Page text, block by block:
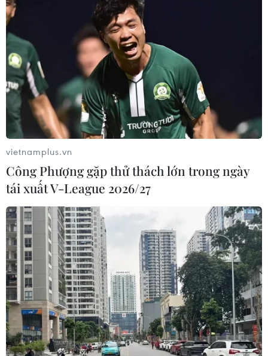
Đồng USD trước bước ngoặt do đồng
yen mạnh lên và số liệu việc làm Mỹ
06/08/2026 05:14
Lãi suất ngân hàng ngày 6/8: Kỳ hạn
3 tháng đang được mức lãi suất tối đa
Mỹ phát tín hiệu ủng hộ ổn định
đồng won của Hàn Quốc
05/08/2026 23:26
Mỹ hoàn trả khoảng 100 tỷ USD thuế
quan sau phán quyết của Tòa án Tối
cao
05/08/2026 22:58
vietnamplus.vn
Công Phượng gặp thử thách lớn trong ngày
tái xuất V-League 2026/27